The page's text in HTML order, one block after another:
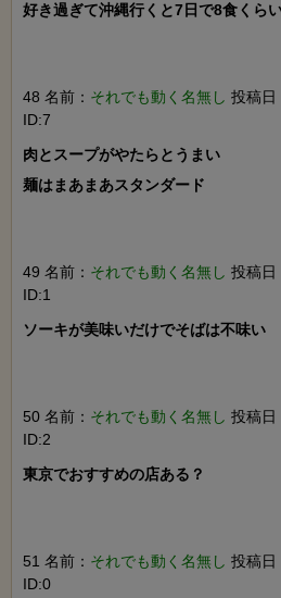
好き過ぎて沖縄行くと7日で8食くら
48 名前： それでも動く名無し 投稿日
ID:7
肉とスープがやたらとうまい
麺はまあまあスタンダード
49 名前： それでも動く名無し 投稿
ID:1
ソーキが美味いだけでそばは不味い
50 名前： それでも動く名無し 投稿日
ID:2
東京でおすすめの店ある？
51 名前： それでも動く名無し 投稿日
ID:0